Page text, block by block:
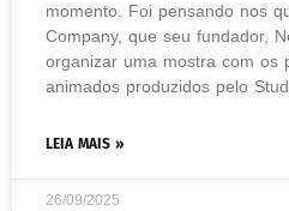
momento. Foi pensando nos
Company, que seu fundador,
organizar uma mostra com os
animados produzidos pelo
LEIA MAIS »
26/09/2025